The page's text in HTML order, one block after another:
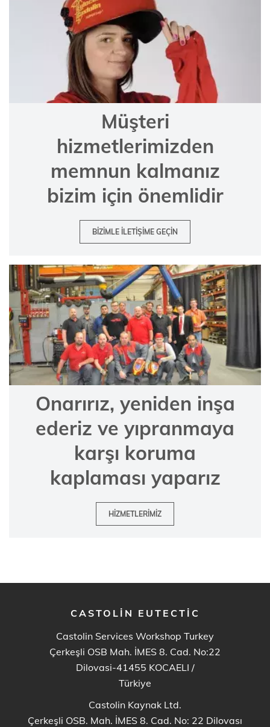
Müşteri
hizmetlerimizden
memnun kalmanız
bizim için önemlidir
BIZIMLE ILETIŞIME GEÇIN
Onarırız, yeniden inşa
ederiz ve yıpranmaya
karşı koruma
kaplaması yaparız
HIZMETLERIMIZ
CASTOLIN EUTECTIC
Castolin Services Workshop Turkey
Çerkeşli OSB Mah. İMES 8. Cad. No:22
Dilovasi-41455 KOCAELI /
Türkiye
Castolin Kaynak Ltd.
Çerkeşli OSB. Mah. İMES 8. Cad. No: 22 Dilovası